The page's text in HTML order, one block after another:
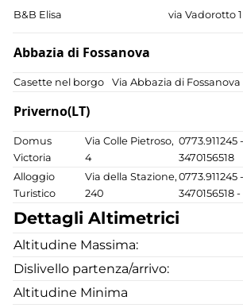
B&B Elisa via Vadorotto 1
Abbazia di Fossanova
Casette nel borgo Via Abbazia di Fossanova
Priverno(LT)
Domus
Victoria
Via Colle Pietroso,
4
0773.911245
3470156518
Alloggio
Turistico
Via della Stazione,
240
0773.911245
3470156518 -
Dettagli Altimetrici
Altitudine Massima:
Dislivello partenza/arrivo:
Altitudine Minima